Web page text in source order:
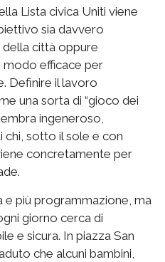
Lista civica Uniti viene
sia davvero
città oppure
efficace per
Definire il lavoro
una sorta di “gioco dei
ingeneroso,
sotto il sole e con
concretamente per
più programmazione, ma
giorno cerca di
e sicura. In piazza San
che alcuni bambini,